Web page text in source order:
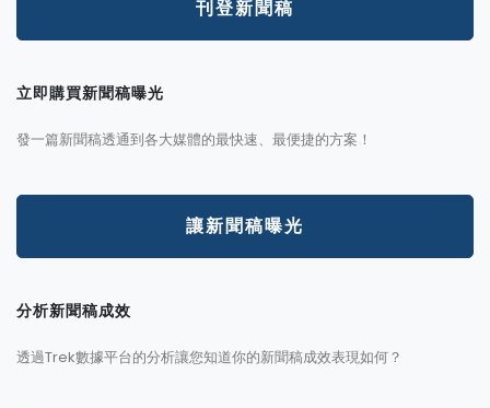
刊登新聞稿
立即購買新聞稿曝光
發一篇新聞稿透通到各大媒體的最快速、最便捷的方案！
讓新聞稿曝光
分析新聞稿成效
透過Trek數據平台的分析讓您知道你的新聞稿成效表現如何？